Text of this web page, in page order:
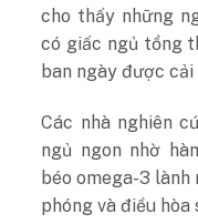
cho thấy những
có giấc ngủ tổng
ban ngày được cải
Các nhà nghiên
ngủ ngon nhờ
béo omega-3 lành
phóng và điều